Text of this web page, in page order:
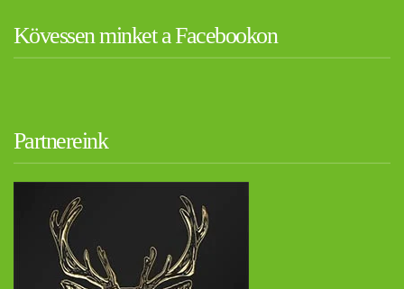
Kövessen minket a Facebookon
Partnereink